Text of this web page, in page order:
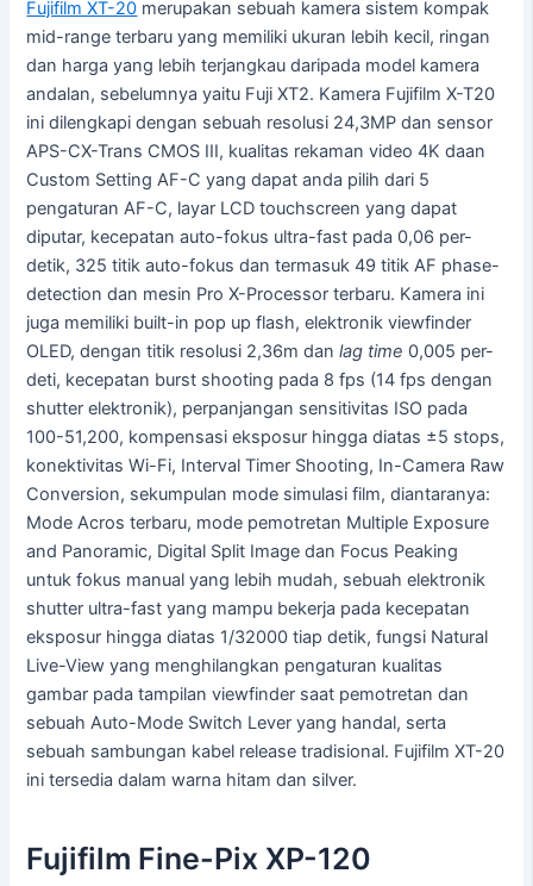
Fujifilm XT-20 merupakan sebuah kamera sistem kompak
mid-range terbaru yang memiliki ukuran lebih kecil, ringan
dan harga yang lebih terjangkau daripada model kamera
andalan, sebelumnya yaitu Fuji XT2. Kamera Fujifilm X-T20
ini dilengkapi dengan sebuah resolusi 24,3MP dan sensor
APS-CX-Trans CMOS III, kualitas rekaman video 4K daan
Custom Setting AF-C yang dapat anda pilih dari 5
pengaturan AF-C, layar LCD touchscreen yang dapat
diputar, kecepatan auto-fokus ultra-fast pada 0,06 per-
detik, 325 titik auto-fokus dan termasuk 49 titik AF phase-
detection dan mesin Pro X-Processor terbaru. Kamera ini
juga memiliki built-in pop up flash, elektronik viewfinder
OLED, dengan titik resolusi 2,36m danlag time 0,005 per-
deti, kecepatan burst shooting pada 8 fps (14 fps dengan
shutter elektronik), perpanjangan sensitivitas ISO pada
100-51,200, kompensasi eksposur hingga diatas ±5 stops,
konektivitas Wi-Fi, Interval Timer Shooting, In-Camera Raw
Conversion, sekumpulan mode simulasi film, diantaranya:
Mode Acros terbaru, mode pemotretan Multiple Exposure
and Panoramic, Digital Split Image dan Focus Peaking
untuk fokus manual yang lebih mudah, sebuah elektronik
shutter ultra-fast yang mampu bekerja pada kecepatan
eksposur hingga diatas 1/32000 tiap detik, fungsi Natural
Live-View yang menghilangkan pengaturan kualitas
gambar pada tampilan viewfinder saat pemotretan dan
sebuah Auto-Mode Switch Lever yang handal, serta
sebuah sambungan kabel release tradisional. Fujifilm XT-20
ini tersedia dalam warna hitam dan silver.
Fujifilm Fine-Pix XP-120